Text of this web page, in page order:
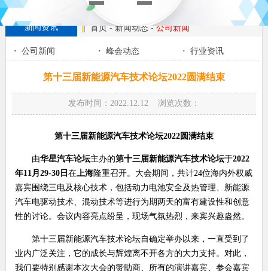
新闻资讯 || 首页 -新闻动态 -公司新闻
· 公司新闻 · 峰会动态 · 行业资讯
第十三届新能源汽车技术论坛2022圆满结束
发布时间：2022.12.12 浏览次数：
第十三届新能源汽车技术论坛2022圆满结束
由华星汽车论坛主办的第十三届新能源汽车技术论坛于2022
年11月 29-30日 在上海隆重召开。大会期间，共计24位海内外权威
嘉宾围绕三电及核心技术，包括动力电池安全及热管理、新能源
汽车电驱动技术、混动技术等进行为期两天的富有建设性和创意
性的讨论。会议内容亮点纷呈，现场气氛热烈，来宾兴趣盎然。
第十三届新能源汽车技术论坛自确定举办以来，一直受到了
业内广泛关注，它的成长与辉煌离不开各方的大力支持。对此，
我们要特别感谢本次大会的赞助商、所有的演讲嘉宾、参会嘉宾